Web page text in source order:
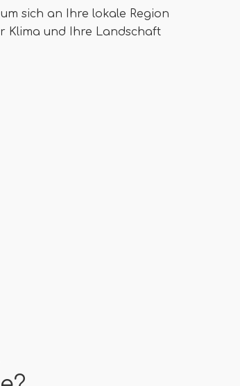
sich an Ihre lokale Region
Klima und Ihre Landschaft